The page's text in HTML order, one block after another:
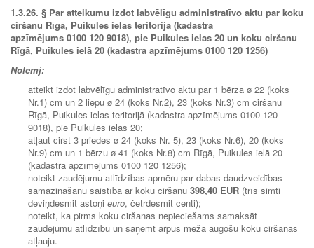
1.3.26. § Par atteikumu izdot labvēlīgu administratīvo aktu par koku
ciršanu Rīgā, Puikules ielas teritorijā (kadastra
apzīmējums 0100 120 9018), pie Puikules ielas 20 un koku ciršanu
Rīgā, Puikules ielā 20 (kadastra apzīmējums 0100 120 1256)
Nolemj:
atteikt izdot labvēlīgu administratīvo aktu par 1 bērza ø 22 (koks
Nr.1) cm un 2 liepu ø 24 (koks Nr.2), 23 (koks Nr.3) cm ciršanu
Rīgā, Puikules ielas teritorijā (kadastra apzīmējums 0100 120
9018), pie Puikules ielas 20;
atļaut cirst 3 priedes ø 24 (koks Nr. 5), 23 (koks Nr.6), 20 (koks
Nr.9) cm un 1 bērzu ø 41 (koks Nr.8) cm Rīgā, Puikules ielā 20
(kadastra apzīmējums 0100 120 1256);
noteikt zaudējumu atlīdzības apmēru par dabas daudzveidības
samazināšanu saistībā ar koku ciršanu 398,40 EUR (trīs simti
deviņdesmit astoņi euro, četrdesmit centi);
noteikt, ka pirms koku ciršanas nepieciešams samaksāt
zaudējumu atlīdzību un saņemt ārpus meža augošu koku ciršanas
atļauju.